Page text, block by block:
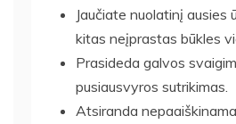
Jaučiate nuolatinį ausies
kitas neįprastas būkles
Prasideda galvos
pusiausvyros sutrikimas.
Atsiranda